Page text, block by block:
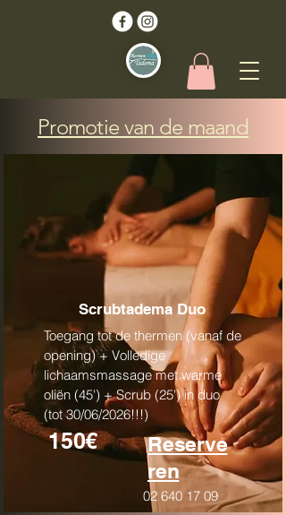
Promotie van de maand
Scrubtadema Duo
Toegang tot de thermen (vanaf de
opening) + Volledige
lichaamsmassage met warme
oliën (45') + Scrub (25') in duo
(tot 30/06/2026!!!)
Reserve
ren
150€
02 640 17 09